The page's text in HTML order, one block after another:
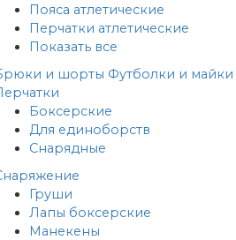
Пояса атлетические
Перчатки атлетические
Показать все
и шорты Футболки и майки
Боксерские
Для единоборств
Снарядные
Груши
Лапы боксерские
Манекены